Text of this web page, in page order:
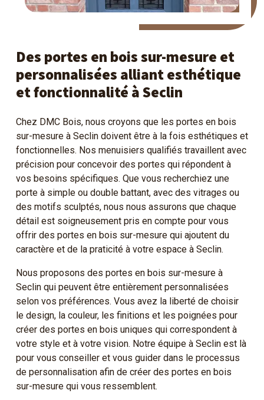
Des portes en bois sur-mesure et
personnalisées alliant esthétique
et fonctionnalité à Seclin
Chez DMC Bois, nous croyons que les portes en bois
sur-mesure à Seclin doivent être à la fois esthétiques et
fonctionnelles. Nos menuisiers qualifiés travaillent avec
précision pour concevoir des portes qui répondent à
vos besoins spécifiques. Que vous recherchiez une
porte à simple ou double battant, avec des vitrages ou
des motifs sculptés, nous nous assurons que chaque
détail est soigneusement pris en compte pour vous
offrir des portes en bois sur-mesure qui ajoutent du
caractère et de la praticité à votre espace à Seclin.
Nous proposons des portes en bois sur-mesure à
Seclin qui peuvent être entièrement personnalisées
selon vos préférences. Vous avez la liberté de choisir
le design, la couleur, les finitions et les poignées pour
créer des portes en bois uniques qui correspondent à
votre style et à votre vision. Notre équipe à Seclin est là
pour vous conseiller et vous guider dans le processus
de personnalisation afin de créer des portes en bois
sur-mesure qui vous ressemblent.